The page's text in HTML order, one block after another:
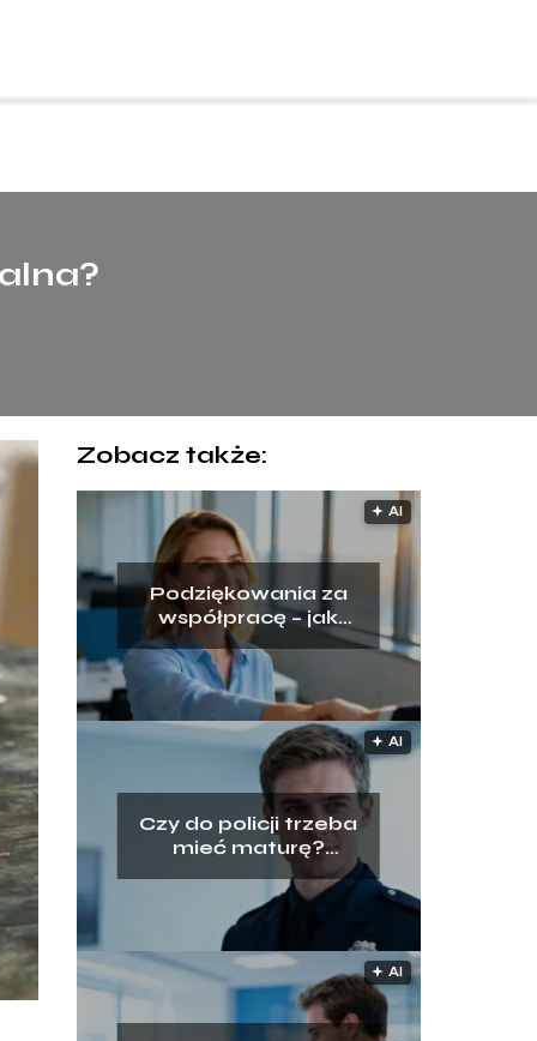
Zobacz także:
🟅 AI
Podziękowania za
współpracę – jak
napisać przy
odejściu z pracy?
🟅 AI
Czy do policji trzeba
mieć maturę?
Wyjaśniamy
wymogi rekrutacji
🟅 AI